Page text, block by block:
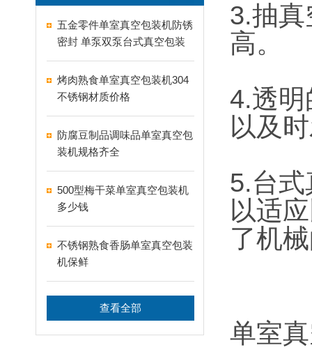
五金零件单室真空包装机防锈
密封 单泵双泵台式真空包装
机怎么选
烤肉熟食单室真空包装机304
不锈钢材质价格
防腐豆制品调味品单室真空包
装机规格齐全
500型梅干菜单室真空包装机
多少钱
不锈钢熟食香肠单室真空包装
机保鲜
查看全部
3.抽
高。
4.透
以及
5.台
以适
了机
单室